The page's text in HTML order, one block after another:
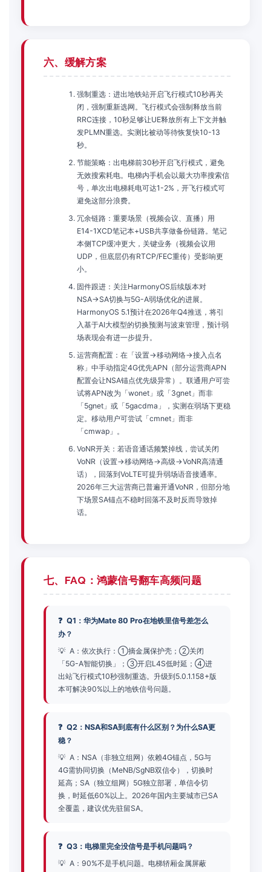
六、缓解方案
强制重选：进出地铁站开启飞行模式10秒再关
闭，强制重新选网。飞行模式会强制释放当前
RRC连接，10秒足够让UE释放所有上下文并触
发PLMN重选。实测比被动等待恢复快10-13
秒。
节能策略：出电梯前30秒开启飞行模式，避免
无效搜索耗电。电梯内手机会以最大功率搜索信
号，单次出电梯耗电可达1-2%，开飞行模式可
避免这部分浪费。
冗余链路：重要场景（视频会议、直播）用
E14-1XCD笔记本+USB共享做备份链路。笔记
本侧TCP缓冲更大，关键业务（视频会议用
UDP，但底层仍有RTCP/FEC重传）受影响更
小。
固件跟进：关注HarmonyOS后续版本对
NSA→SA切换与5G-A弱场优化的进展。
HarmonyOS 5.1预计在2026年Q4推送，将引
入基于AI大模型的切换预测与波束管理，预计弱
场表现会有进一步提升。
运营商配置：在「设置→移动网络→接入点名
称」中手动指定4G优先APN（部分运营商APN
配置会让NSA锚点优先级异常）。联通用户可尝
试将APN改为「wonet」或「3gnet」而非
「5gnet」或「5gacdma」，实测在弱场下更稳
定。移动用户可尝试「cmnet」而非
「cmwap」。
VoNR开关：若语音通话频繁掉线，尝试关闭
VoNR（设置→移动网络→高级→VoNR高清通
话），回落到VoLTE可提升弱场语音接通率。
2026年三大运营商已普遍开通VoNR，但部分地
下场景SA锚点不稳时回落不及时反而导致掉
话。
七、FAQ：鸿蒙信号翻车高频问题
Q1：华为Mate 80 Pro在地铁里信号差怎么
办？
A：依次执行：①摘金属保护壳；②关闭
「5G-A智能切换」；③开启L4S低时延；④进
出站飞行模式10秒强制重选。升级到5.0.1.158+版
本可解决90%以上的地铁信号问题。
Q2：NSA和SA到底有什么区别？为什么SA更
稳？
A：NSA（非独立组网）依赖4G锚点，5G与
4G需协同切换（MeNB/SgNB双信令），切换时
延高；SA（独立组网）5G独立部署，单信令切
换，时延低60%以上。2026年国内主要城市已SA
全覆盖，建议优先驻留SA。
Q3：电梯里完全没信号是手机问题吗？
A：90%不是手机问题。电梯轿厢金属屏蔽